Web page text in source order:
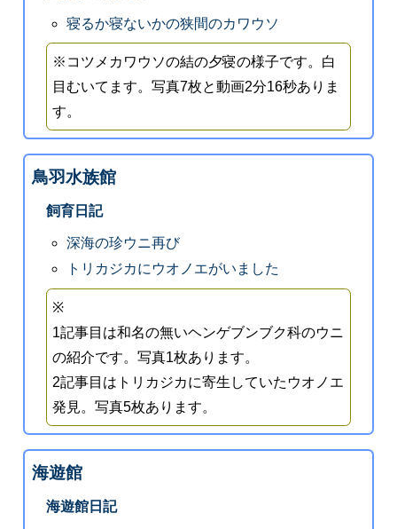
寝るか寝ないかの狭間のカワウソ
※コツメカワウソの結の夕寝の様子です。白
目むいてます。写真7枚と動画2分16秒ありま
す。
鳥羽水族館
飼育日記
深海の珍ウニ再び
トリカジカにウオノエがいました
※
1記事目は和名の無いヘンゲブンブク科のウニ
の紹介です。写真1枚あります。
2記事目はトリカジカに寄生していたウオノエ
発見。写真5枚あります。
海遊館
海遊館日記